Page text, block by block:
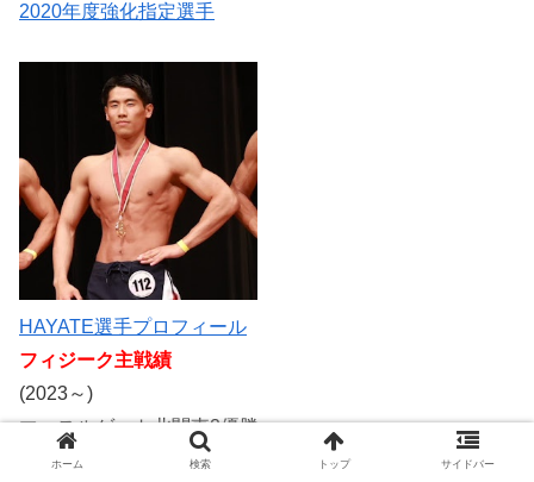
2020年度強化指定選手
HAYATE選手プロフィール
フィジーク主戦績
(2023～)
マッスルゲート北関東2優勝
ホーム 検索 トップ サイドバー